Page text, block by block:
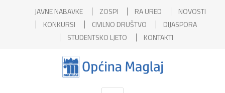
JAVNE NABAVKE ZOSPI RA URED
NOVOSTI
KONKURSI
CIVILNO DRUŠTVO
DIJASPORA
STUDENTSKO LJETO
KONTAKTI